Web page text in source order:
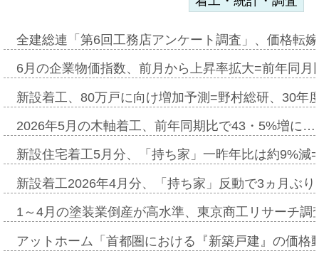
全建総連「第6回工務店アンケート調査」、価格転
6月の企業物価指数、前月から上昇率拡大=前年同
新設着工、80万戸に向け増加予測=野村総研、30年
2026年5月の木軸着工、前年同期比で43・5%増に…
新設住宅着工5月分、「持ち家」一昨年比は約9%
新設着工2026年4月分、「持ち家」反動で3ヵ月ぶ
1～4月の塗装業倒産が高水準、東京商工リサーチ
アットホーム「首都圏における『新築戸建』の価